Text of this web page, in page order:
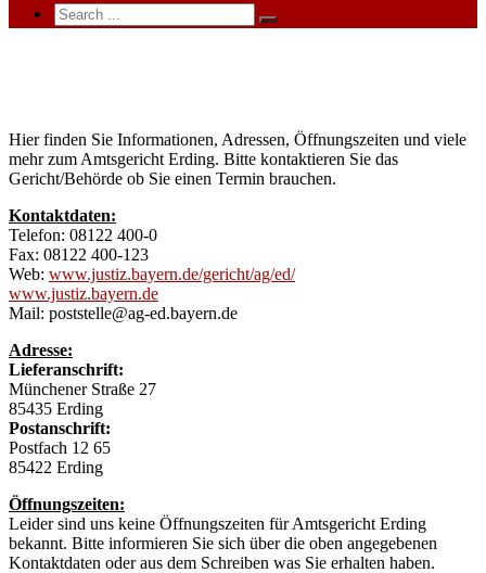
Search
for:
Hier finden Sie Informationen, Adressen, Öffnungszeiten und viele
mehr zum Amtsgericht Erding. Bitte kontaktieren Sie das
Gericht/Behörde ob Sie einen Termin brauchen.
Kontaktdaten:
Telefon: 08122 400-0
Fax: 08122 400-123
Web: www.justiz.bayern.de/gericht/ag/ed/
www.justiz.bayern.de
Mail: poststelle@ag-ed.bayern.de
Adresse:
Lieferanschrift:
Münchener Straße 27
85435 Erding
Postanschrift:
Postfach 12 65
85422 Erding
Öffnungszeiten:
Leider sind uns keine Öffnungszeiten für Amtsgericht Erding
bekannt. Bitte informieren Sie sich über die oben angegebenen
Kontaktdaten oder aus dem Schreiben was Sie erhalten haben.